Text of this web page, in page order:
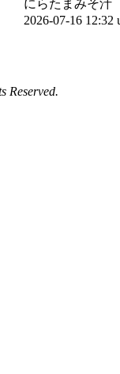
にらたまみそ汁
2026-07-16
Reserved.